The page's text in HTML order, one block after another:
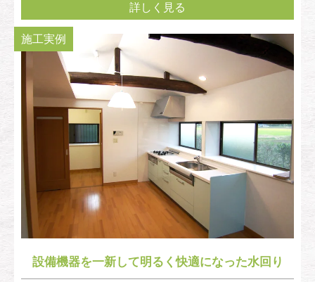
詳しく見る
施工実例
設備機器を一新して明るく快適になった水回り